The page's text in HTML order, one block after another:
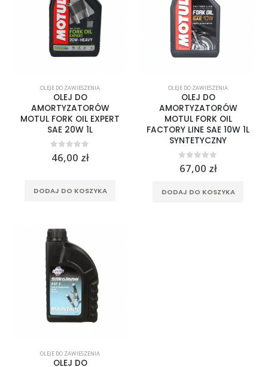
OLEJE DO ZAWIESZENIA
OLEJ DO
AMORTYZATORÓW
MOTUL FORK OIL EXPERT
SAE 20W 1L
0out of 5
46,00 zł
DODAJ DO KOSZYKA
OLEJE DO ZAWIESZENIA
OLEJ DO
AMORTYZATORÓW
MOTUL FORK OIL
FACTORY LINE SAE 10W 1L
SYNTETYCZNY
0out of 5
67,00 zł
DODAJ DO KOSZYKA
OLEJE DO ZAWIESZENIA
OLEJ DO
0out of 5
799,00zł
0out of 5
299,00